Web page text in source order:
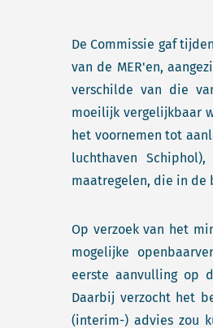
De Commissie gaf
van de MER'en,
verschilde van die
moeilijk vergelijkbaar
het voornemen tot
luchthaven
maatregelen, die in de
Op verzoek van het
mogelijke
eerste aanvulling op
Daarbij verzocht het
(interim-) advies zou